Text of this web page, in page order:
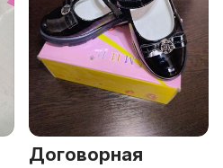
Договорная